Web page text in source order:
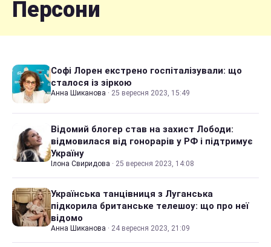
Персони
Софі Лорен екстрено госпіталізували: що
сталося із зіркою
Анна Шиканова · 25 вересня 2023, 15:49
Відомий блогер став на захист Лободи:
відмовилася від гонорарів у РФ і підтримує
Україну
Ілона Свиридова · 25 вересня 2023, 14:08
Українська танцівниця з Луганська
підкорила британське телешоу: що про неї
відомо
Анна Шиканова · 24 вересня 2023, 21:09